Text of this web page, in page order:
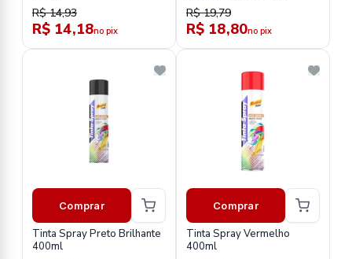
R$ 14,93
R$ 14,18no pix
R$ 19,79
R$ 18,80no pix
Comprar
Tinta Spray Preto Brilhante
400ml
Comprar
Tinta Spray Vermelho
400ml